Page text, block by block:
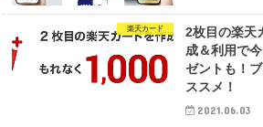
楽天カード
2枚目の楽天
成＆利用で
ゼントも！
ススメ！
2021.06.03